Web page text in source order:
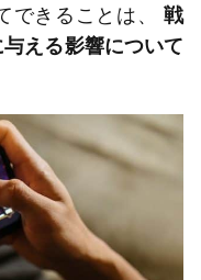
できることは、 戦
える影響について